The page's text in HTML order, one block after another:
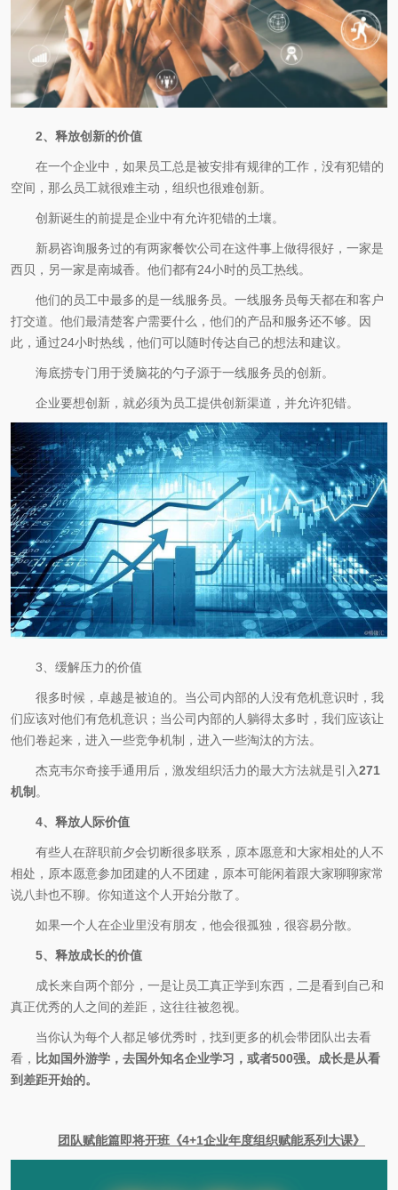
2、释放创新的价值
在一个企业中，如果员工总是被安排有规律的工作，没有犯错的
空间，那么员工就很难主动，组织也很难创新。
创新诞生的前提是企业中有允许犯错的土壤。
新易咨询服务过的有两家餐饮公司在这件事上做得很好，一家是
西贝，另一家是南城香。他们都有24小时的员工热线。
他们的员工中最多的是一线服务员。一线服务员每天都在和客户
打交道。他们最清楚客户需要什么，他们的产品和服务还不够。因
此，通过24小时热线，他们可以随时传达自己的想法和建议。
海底捞专门用于烫脑花的勺子源于一线服务员的创新。
企业要想创新，就必须为员工提供创新渠道，并允许犯错。
3、缓解压力的价值
很多时候，卓越是被迫的。当公司内部的人没有危机意识时，我
们应该对他们有危机意识；当公司内部的人躺得太多时，我们应该让
他们卷起来，进入一些竞争机制，进入一些淘汰的方法。
杰克韦尔奇接手通用后，激发组织活力的最大方法就是引入271
机制 。
4、释放人际价值
有些人在辞职前夕会切断很多联系，原本愿意和大家相处的人不
相处，原本愿意参加团建的人不团建，原本可能闲着跟大家聊聊家常
说八卦也不聊。你知道这个人开始分散了。
如果一个人在企业里没有朋友，他会很孤独，很容易分散。
5、释放成长的价值
成长来自两个部分，一是让员工真正学到东西，二是看到自己和
真正优秀的人之间的差距，这往往被忽视。
当你认为每个人都足够优秀时，找到更多的机会带团队出去看
看， 比如国外游学，去国外知名企业学习，或者500强。成长是从看
到差距开始的。
团队赋能篇即将开班《4+1企业年度组织赋能系列大课》